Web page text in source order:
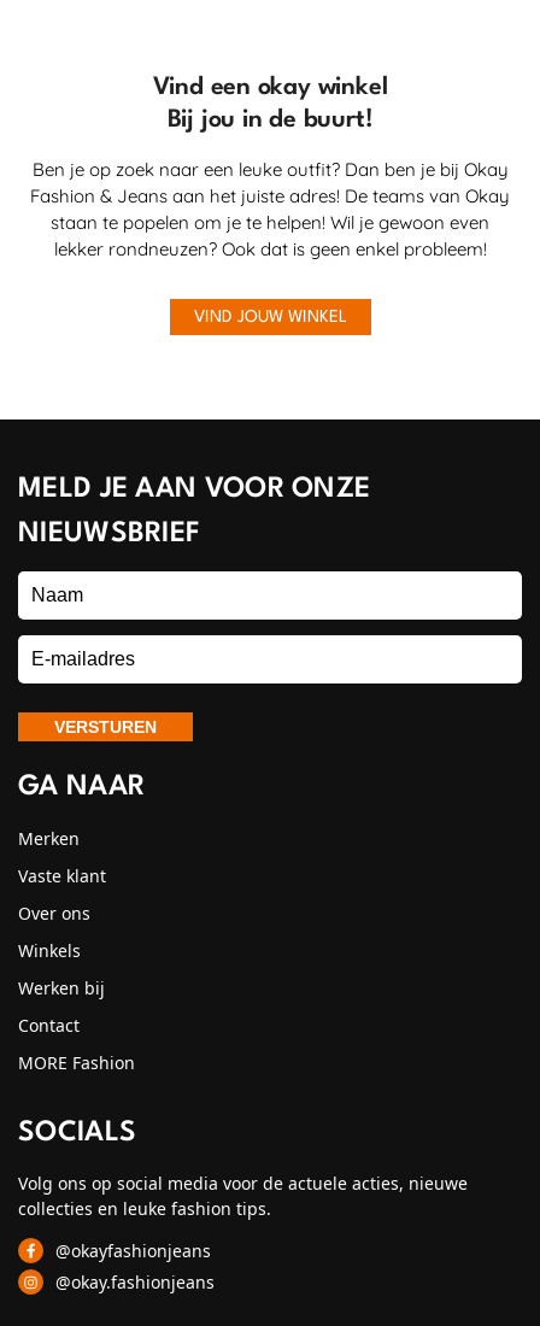
Vind een okay winkel
Bij jou in de buurt!
Ben je op zoek naar een leuke outfit? Dan ben je bij Okay
Fashion & Jeans aan het juiste adres! De teams van Okay
staan te popelen om je te helpen! Wil je gewoon even
lekker rondneuzen? Ook dat is geen enkel probleem!
VIND JOUW WINKEL
MELD JE AAN VOOR ONZE
NIEUWSBRIEF
GA NAAR
Merken
Vaste klant
Over ons
Winkels
Werken bij
Contact
MORE Fashion
SOCIALS
Volg ons op social media voor de actuele acties, nieuwe
collecties en leuke fashion tips.
@okayfashionjeans
@okay.fashionjeans